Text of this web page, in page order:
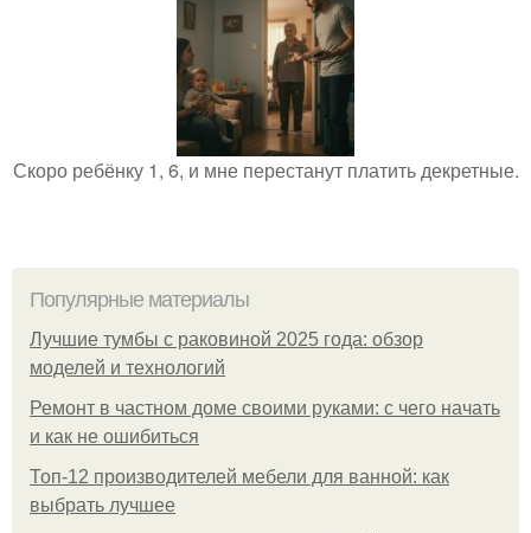
Скоро ребёнку 1, 6, и мне перестанут платить декретные.
Популярные материалы
Лучшие тумбы с раковиной 2025 года: обзор
моделей и технологий
Ремонт в частном доме своими руками: с чего начать
и как не ошибиться
Топ-12 производителей мебели для ванной: как
выбрать лучшее